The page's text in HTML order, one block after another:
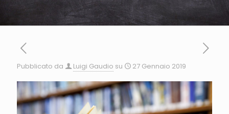
Pubblicato da Luigi Gaudio su 27 Gennaio 2019